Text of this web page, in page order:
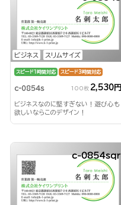
ビジネス スリムサイズ
スピード1時間対応 スピード3時間対応
c-0854s 100枚 2,530円
ビジネスなのに堅すぎない！遊び心も
欲しいならこのデザイン！
c-0854sqr